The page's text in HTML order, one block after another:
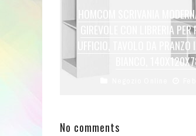
HOMCOM SCRIVANIA
GIREVOLE CON LIBRERIA PER
UFFICIO, TAVOLO DA PRANZO
BIANCO,
SALVASPAZIO: Questa
No comments